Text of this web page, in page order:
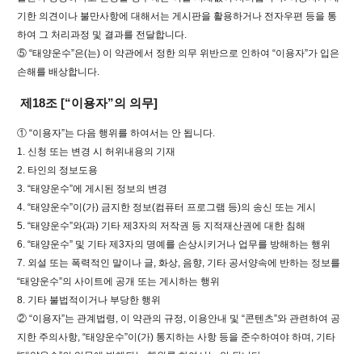
기한 의견이나 불만사항에 대해서는 게시판을 활용하거나 전자우편 등을 통
하여 그 처리과정 및 결과를 전달합니다.
⑤ “태양운수”은(는) 이 약관에서 정한 의무 위반으로 인하여 “이용자”가 입은
손해를 배상합니다.
제18조 [“이용자”의 의무]
① “이용자”는 다음 행위를 하여서는 안 됩니다.
1. 신청 또는 변경 시 허위내용의 기재
2. 타인의 정보도용
3. “태양운수”에 게시된 정보의 변경
4. “태양운수”이(가) 금지한 정보(컴퓨터 프로그램 등)의 송신 또는 게시
5. “태양운수”와(과) 기타 제3자의 저작권 등 지적재산권에 대한 침해
6. “태양운수” 및 기타 제3자의 명예를 손상시키거나 업무를 방해하는 행위
7. 외설 또는 폭력적인 말이나 글, 화상, 음향, 기타 공서양속에 반하는 정보를
“태양운수”의 사이트에 공개 또는 게시하는 행위
8. 기타 불법적이거나 부당한 행위
② “이용자”는 관계법령, 이 약관의 규정, 이용안내 및 “콘텐츠”와 관련하여 공
지한 주의사항, “태양운수”이(가) 통지하는 사항 등을 준수하여야 하며, 기타